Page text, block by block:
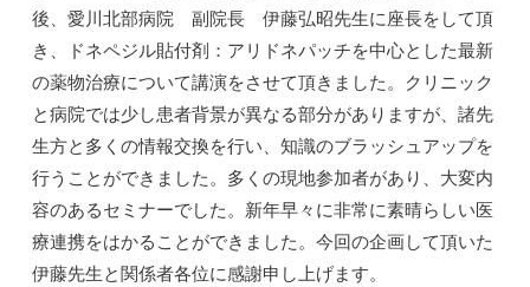
後、愛川北部病院 副院長 伊藤弘昭先生に座長をして頂
き、ドネペジル貼付剤：アリドネパッチを中心とした最新
の薬物治療について講演をさせて頂きました。クリニック
と病院では少し患者背景が異なる部分がありますが、諸先
生方と多くの情報交換を行い、知識のブラッシュアップを
行うことができました。多くの現地参加者があり、大変内
容のあるセミナーでした。新年早々に非常に素晴らしい医
療連携をはかることができました。今回の企画して頂いた
伊藤先生と関係者各位に感謝申し上げます。